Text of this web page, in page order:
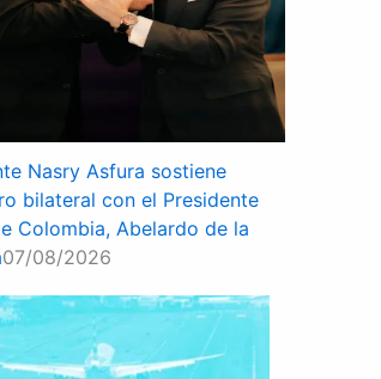
Nasry Asfura sostiene
bilateral con el Presidente
Colombia, Abelardo de la
07/08/2026